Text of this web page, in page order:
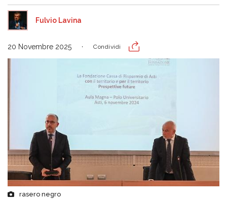
Fulvio Lavina
20 Novembre 2025 Condividi
rasero negro